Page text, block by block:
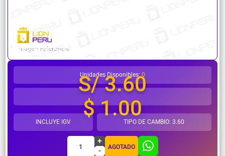
¿Necesitas ayuda?
Unidades Disponibles:0
S/ 3.60
$ 1.00
INCLUYE IGV TIPO DE CAMBIO: 3.60
1
+
-
AGOTADO